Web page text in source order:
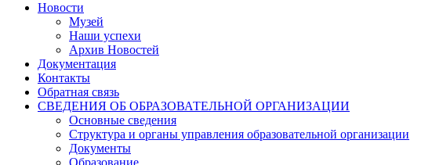
Новости
Музей
Наши успехи
Архив Новостей
Документация
Контакты
Обратная связь
СВЕДЕНИЯ ОБ ОБРАЗОВАТЕЛЬНОЙ ОРГАНИЗАЦИИ
Основные сведения
Структура и органы управления образовательной организации
Документы
Образование